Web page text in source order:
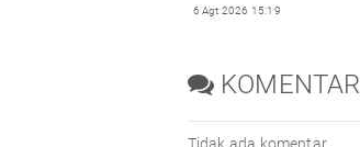
6 Agt 2026 15:19
KOMENTAR
Tidak ada komentar.